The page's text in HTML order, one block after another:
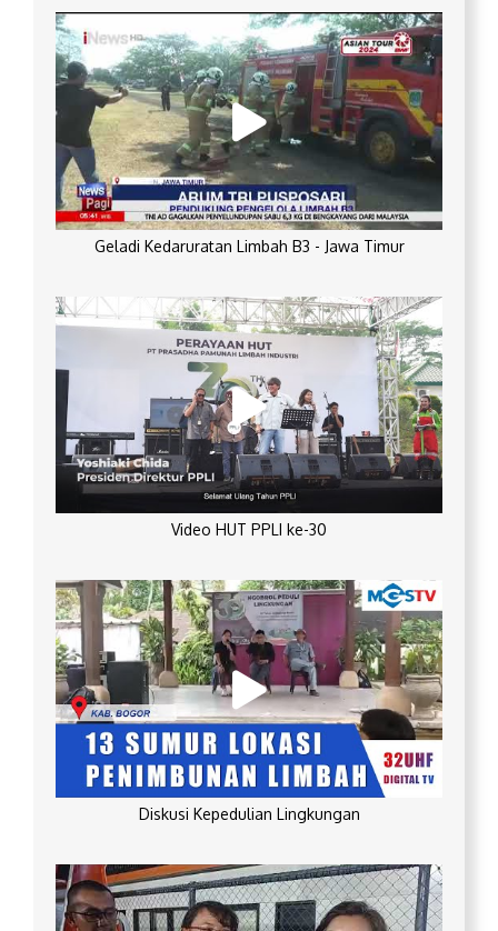
Geladi Kedaruratan Limbah B3 - Jawa Timur
Video HUT PPLI ke-30
Diskusi Kepedulian Lingkungan